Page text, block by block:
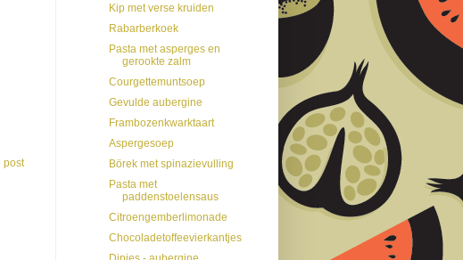
post
Kip met verse kruiden
Rabarberkoek
Pasta met asperges en
gerookte zalm
Courgettemuntsoep
Gevulde aubergine
Frambozenkwarktaart
Aspergesoep
Börek met spinazievulling
Pasta met
paddenstoelensaus
Citroengemberlimonade
Chocoladetoffeevierkantjes